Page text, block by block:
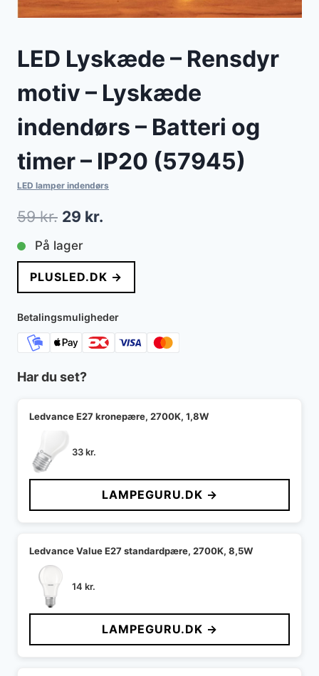
LED Lyskæde – Rensdyr
motiv – Lyskæde
indendørs – Batteri og
timer – IP20 (57945)
LED lamper indendørs
59kr. Den
oprindelige
pris
var:
59 kr..
29 kr.
pris
er:
29 kr..
På lager
PLUSLED.DK →
Betalingsmuligheder
Har du set?
Ledvance E27 kronepære, 2700K, 1,8W
33kr.
LAMPEGURU.DK →
Ledvance Value E27 standardpære, 2700K, 8,5W
14 kr.
LAMPEGURU.DK →